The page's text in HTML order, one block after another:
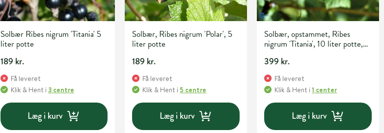
Solbær Ribes nigrum 'Titania' 5
liter potte
189 kr.
Få leveret
Klik & Hent i 3 centre
Læg i kurv
Solbær, Ribes nigrum 'Polar', 5
liter potte
189 kr.
Få leveret
Klik & Hent i5 centre
Læg i kurv
Solbær, opstammet, Ribes
nigrum 'Titania', 10 liter potte,
399 kr.
Få leveret
Klik & Hent i1 center
Læg i kurv